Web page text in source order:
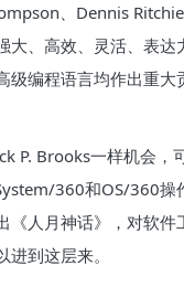
、Dennis
大、高效、灵活、表达
级编程语言均作出重大
P. Brooks一样机会，
360和OS/360操
《人月神话》，对软件
到这层来。